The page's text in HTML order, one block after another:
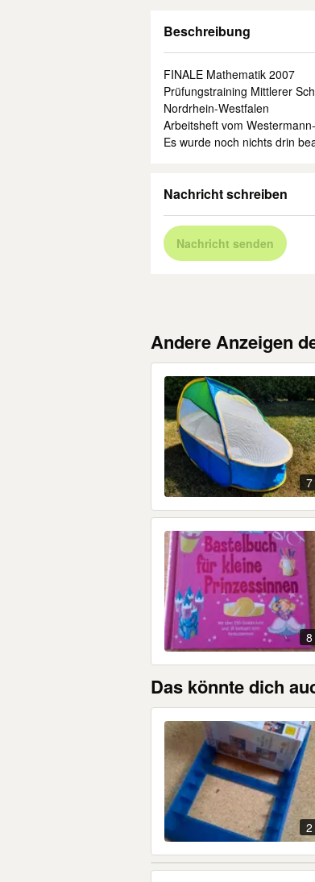
Beschreibung
FINALE Mathematik 2007
Prüfungstraining Mittlerer
Nordrhein-Westfalen
Arbeitsheft vom
Es wurde noch nichts drin
Nachricht schreiben
Nachricht senden
Andere Anzeigen
7
8
Das könnte dich
2